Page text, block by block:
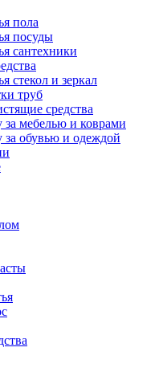
пола
посуды
сантехники
стекол и зеркал
труб
средства
за мебелью и коврами
за обувью и одеждой